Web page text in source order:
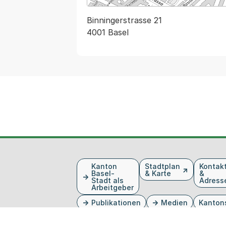
Binningerstrasse 21
4001 Basel
Kanton
Basel-
Stadt als
Arbeitgeber
Stadtplan
& Karte
&
Publikationen Medien